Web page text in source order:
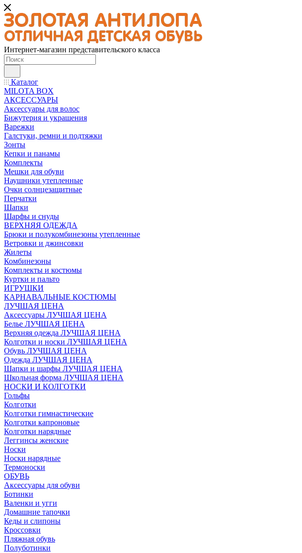
Интернет-магазин представительского класса
Каталог
MILOTA BOX
АКСЕССУАРЫ
Аксессуары для волос
Бижутерия и украшения
Варежки
Галстуки, ремни и подтяжки
Зонты
Кепки и панамы
Комплекты
Мешки для обуви
Наушники утепленные
Очки солнцезащитные
Перчатки
Шапки
Шарфы и снуды
ВЕРХНЯЯ ОДЕЖДА
Брюки и полукомбинезоны утепленные
Ветровки и джинсовки
Жилеты
Комбинезоны
Комплекты и костюмы
Куртки и пальто
ИГРУШКИ
КАРНАВАЛЬНЫЕ КОСТЮМЫ
ЛУЧШАЯ ЦЕНА
Аксессуары ЛУЧШАЯ ЦЕНА
Белье ЛУЧШАЯ ЦЕНА
Верхняя одежда ЛУЧШАЯ ЦЕНА
Колготки и носки ЛУЧШАЯ ЦЕНА
Обувь ЛУЧШАЯ ЦЕНА
Одежда ЛУЧШАЯ ЦЕНА
Шапки и шарфы ЛУЧШАЯ ЦЕНА
Школьная форма ЛУЧШАЯ ЦЕНА
НОСКИ И КОЛГОТКИ
Гольфы
Колготки
Колготки гимнастические
Колготки капроновые
Колготки нарядные
Леггинсы женские
Носки
Носки нарядные
Термоноски
ОБУВЬ
Аксессуары для обуви
Ботинки
Валенки и угги
Домашние тапочки
Кеды и слипоны
Кроссовки
Пляжная обувь
Полуботинки